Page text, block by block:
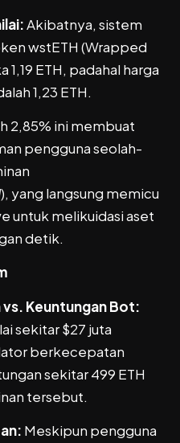
Akibatnya, sistem
wstETH (Wrapped
1,19 ETH, padahal harga
1,23 ETH.
2,85% ini membuat
pengguna seolah-
), yang langsung memicu
untuk melikuidasi aset
detik.
vs. Keuntungan Bot:
sekitar $27 juta
berkecepatan
sekitar 499 ETH
tersebut.
Meskipun pengguna